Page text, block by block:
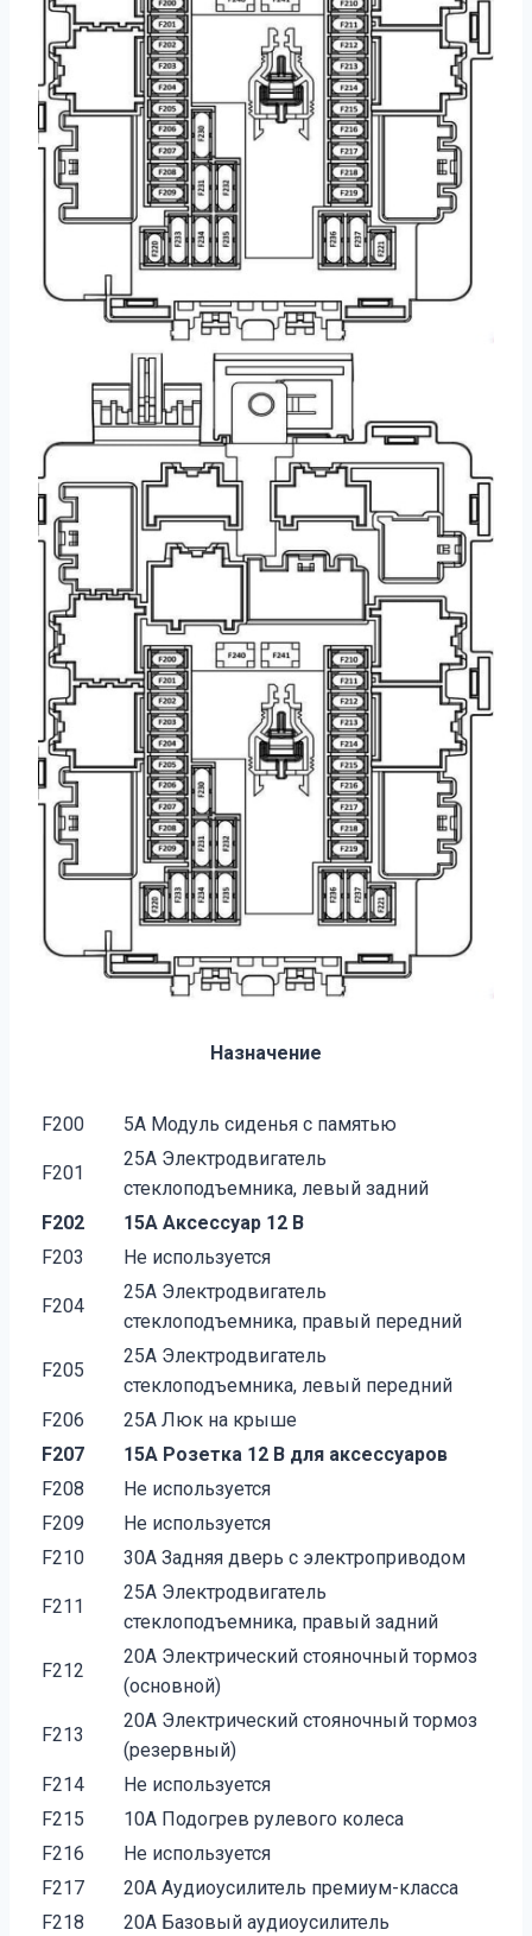
Назначение
F200 5A Модуль сиденья с памятью
F201
25A Электродвигатель
стеклоподъемника, левый задний
F202
15A Аксессуар 12 В
F203
Не используется
F204
25A Электродвигатель
стеклоподъемника, правый передний
F205
25A Электродвигатель
стеклоподъемника, левый передний
F206
25A Люк на крыше
F207
15A Розетка 12 В для аксессуаров
F208
Не используется
F209
Не используется
F210
30A Задняя дверь с электроприводом
F211
25A Электродвигатель
стеклоподъемника, правый задний
F212
20A Электрический стояночный тормоз
(основной)
F213
20A Электрический стояночный тормоз
(резервный)
F214
Не используется
F215
10A Подогрев рулевого колеса
F216
Не используется
F217
20A Аудиоусилитель премиум-класса
F218
20A Базовый аудиоусилитель